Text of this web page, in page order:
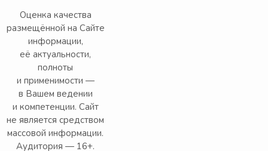
Оценка качества
размещённой на Сайте
информации,
её актуальности,
полноты
и применимости —
в Вашем ведении
и компетенции. Сайт
не является средством
массовой информации.
Аудитория — 16+.